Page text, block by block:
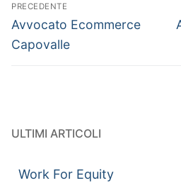
PRECEDENTE
Avvocato Ecommerce
Capovalle
ULTIMI ARTICOLI
Work For Equity